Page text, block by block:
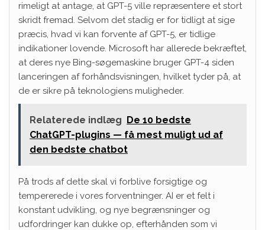
rimeligt at antage, at GPT-5 ville repræsentere et stort
skridt fremad. Selvom det stadig er for tidligt at sige
præcis, hvad vi kan forvente af GPT-5, er tidlige
indikationer lovende. Microsoft har allerede bekræftet,
at deres nye Bing-søgemaskine bruger GPT-4 siden
lanceringen af forhåndsvisningen, hvilket tyder på, at
de er sikre på teknologiens muligheder.
Relaterede indlæg De 10 bedste
ChatGPT-plugins — få mest muligt ud af
den bedste chatbot
På trods af dette skal vi forblive forsigtige og
tempererede i vores forventninger. AI er et felt i
konstant udvikling, og nye begrænsninger og
udfordringer kan dukke op, efterhånden som vi